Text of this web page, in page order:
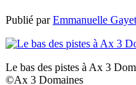
Publié parEmmanuelle Gayet
Le bas des pistes à Ax 3
©Ax 3 Domaines